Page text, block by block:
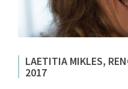
LAETITIA MIKLES,
2017